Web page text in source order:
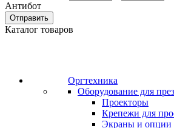
Антибот
Отправить
Каталог товаров
Оргтехника
Оборудование для
Проекторы
Крепежи для
Экраны и опции